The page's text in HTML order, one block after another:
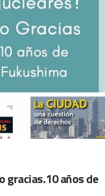
gracias.10 años de